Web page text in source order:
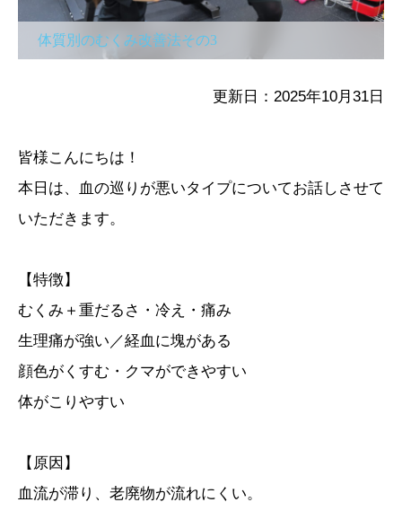
体質別のむくみ改善法その3
更新日：2025年10月31日
皆様こんにちは！
本日は、血の巡りが悪いタイプについてお話しさせて
いただきます。
【特徴】
むくみ＋重だるさ・冷え・痛み
生理痛が強い／経血に塊がある
顔色がくすむ・クマができやすい
体がこりやすい
【原因】
血流が滞り、老廃物が流れにくい。